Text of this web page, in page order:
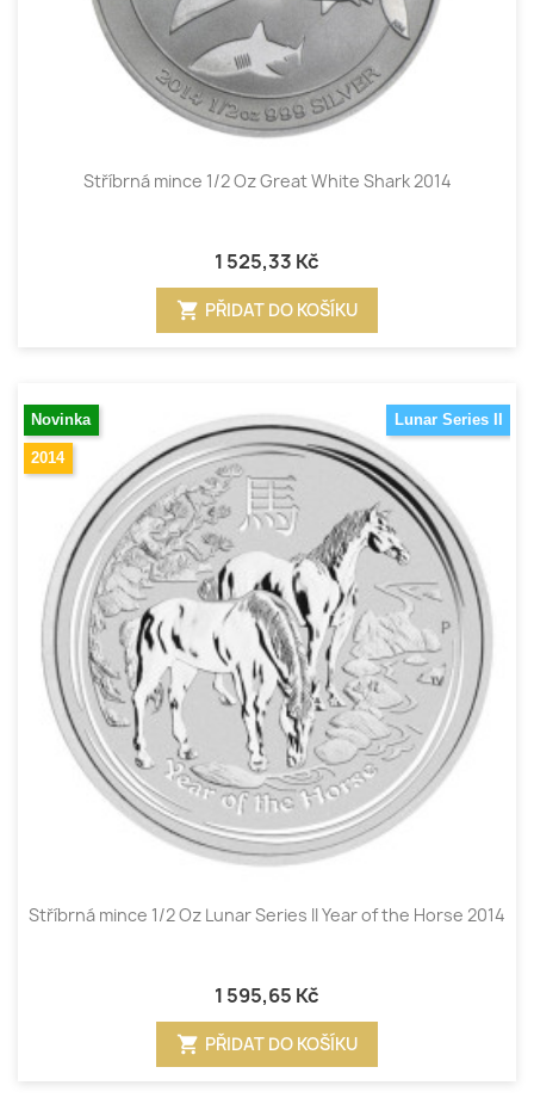
Stříbrná mince 1/2 Oz Great White Shark 2014
1 525,33 Kč
shopping_cart PŘIDAT DO KOŠÍKU
Novinka Lunar Series II
2014
Stříbrná mince 1/2 Oz Lunar Series II Year of the Horse 2014
1 595,65 Kč
shopping_cart PŘIDAT DO KOŠÍKU